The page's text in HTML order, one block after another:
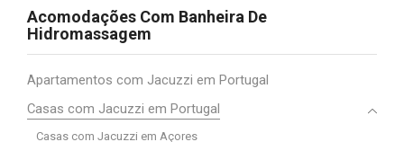
Acomodações Com Banheira De
Hidromassagem
Apartamentos com Jacuzzi em Portugal
Casas com Jacuzzi em Portugal
Casas com Jacuzzi em Açores